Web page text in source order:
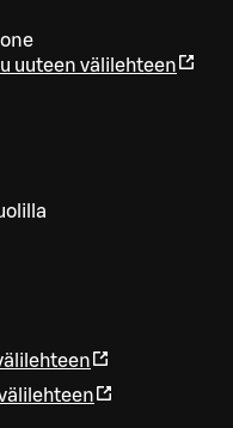
uuteen välilehteen